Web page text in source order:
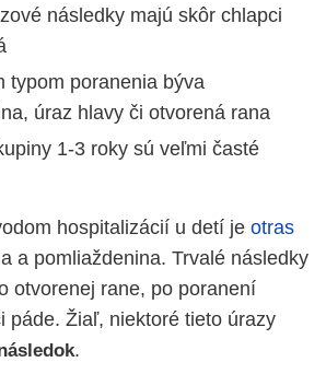
následky majú skôr chlapci
typom poranenia býva
úraz hlavy či otvorená rana
1-3 roky sú veľmi časté
hospitalizácií u detí je otras
a pomliaždenina. Trvalé následky
otvorenej rane, po poranení
páde. Žiaľ, niektoré tieto úrazy
.